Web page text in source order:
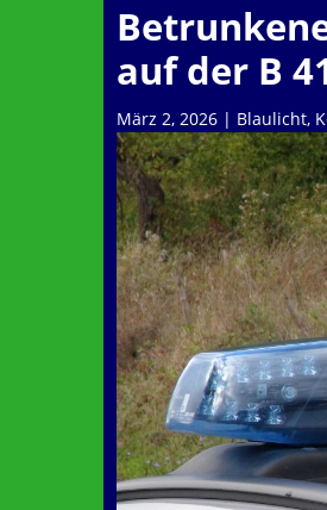
auf der B
März 2, 2026 | Blaulicht,